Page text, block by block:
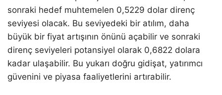
sonraki hedef muhtemelen 0,5229 dolar direnç
seviyesi olacak. Bu seviyedeki bir atılım, daha
büyük bir fiyat artışının önünü açabilir ve sonraki
direnç seviyeleri potansiyel olarak 0,6822 dolara
kadar ulaşabilir. Bu yukarı doğru gidişat, yatırımcı
güvenini ve piyasa faaliyetlerini artırabilir.